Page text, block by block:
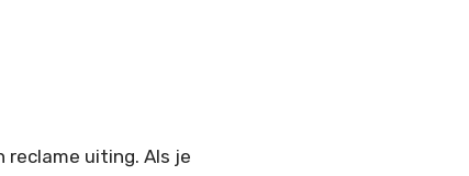
reclame uiting. Als je